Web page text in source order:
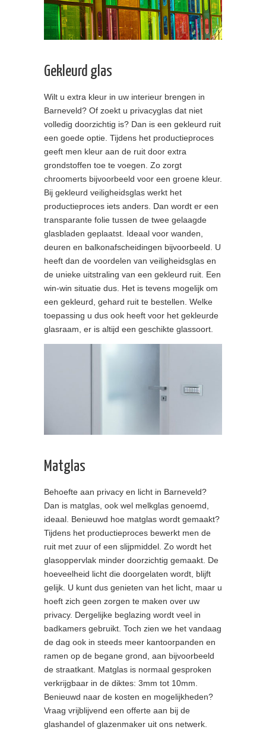
Gekleurd glas
Wilt u extra kleur in uw interieur brengen in
Barneveld? Of zoekt u privacyglas dat niet
volledig doorzichtig is? Dan is een gekleurd ruit
een goede optie. Tijdens het productieproces
geeft men kleur aan de ruit door extra
grondstoffen toe te voegen. Zo zorgt
chroomerts bijvoorbeeld voor een groene kleur.
Bij gekleurd veiligheidsglas werkt het
productieproces iets anders. Dan wordt er een
transparante folie tussen de twee gelaagde
glasbladen geplaatst. Ideaal voor wanden,
deuren en balkonafscheidingen bijvoorbeeld. U
heeft dan de voordelen van veiligheidsglas en
de unieke uitstraling van een gekleurd ruit. Een
win-win situatie dus. Het is tevens mogelijk om
een gekleurd, gehard ruit te bestellen. Welke
toepassing u dus ook heeft voor het gekleurde
glasraam, er is altijd een geschikte glassoort.
Matglas
Behoefte aan privacy en licht in Barneveld?
Dan is matglas, ook wel melkglas genoemd,
ideaal. Benieuwd hoe matglas wordt gemaakt?
Tijdens het productieproces bewerkt men de
ruit met zuur of een slijpmiddel. Zo wordt het
glasoppervlak minder doorzichtig gemaakt. De
hoeveelheid licht die doorgelaten wordt, blijft
gelijk. U kunt dus genieten van het licht, maar u
hoeft zich geen zorgen te maken over uw
privacy. Dergelijke beglazing wordt veel in
badkamers gebruikt. Toch zien we het vandaag
de dag ook in steeds meer kantoorpanden en
ramen op de begane grond, aan bijvoorbeeld
de straatkant. Matglas is normaal gesproken
verkrijgbaar in de diktes: 3mm tot 10mm.
Benieuwd naar de kosten en mogelijkheden?
Vraag vrijblijvend een offerte aan bij de
glashandel of glazenmaker uit ons netwerk.